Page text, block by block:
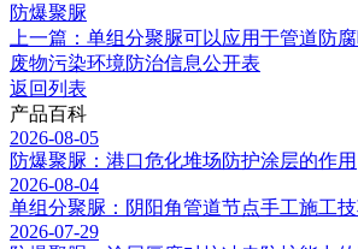
防爆聚脲
上一篇：单组分聚脲可以应用于管道防腐
废物污染环境防治信息公开表
返回列表
产品百科
2026-08-05
防爆聚脲：港口危化堆场防护涂层的作用
2026-08-04
单组分聚脲：阴阳角管道节点手工施工
2026-07-29